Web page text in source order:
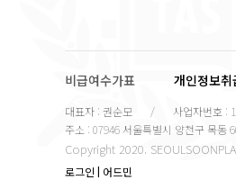
비급여수가표 개인정보취
대표자 : 권순모 / 사업자번호 :
주소 : 07946 서울특별시 양천구 목동
Copyright 2020.
로그인 | 어드민